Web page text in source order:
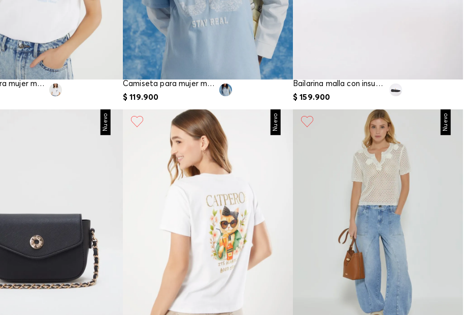
Camiseta para mujer manga corta Camiseta para mujer manga corta
$ 119.900
Bailarina malla con insumo chunky
$ 159.900
Nuevo Nuevo Nuevo